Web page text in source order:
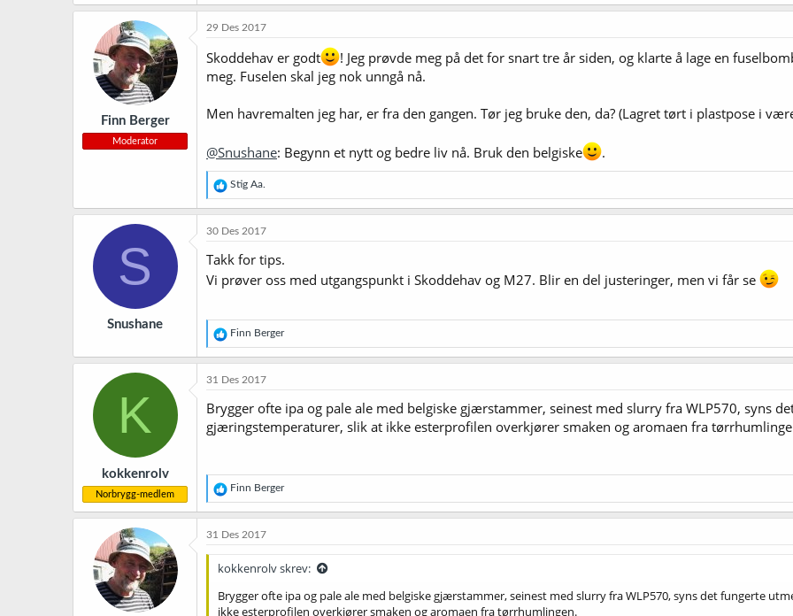
a
o
n
:
Finn Berger
Moderator
29 Des 2017
Skoddehav er godt
! Jeg prøvde meg på det for snart tre år siden, og klarte å lage en
meg. Fuselen skal jeg nok unngå nå.
Men havremalten jeg har, er fra den gangen. Tør jeg bruke den, da? (Lagret tørt i plastpose i
@Snushane: Begynn et nytt og bedre liv nå. Bruk den belgiske .
R
e
a
j
o
n
Stig Aa.
S
Snushane
30 Des 2017
Takk for tips.
Vi prøver oss med utgangspunkt i Skoddehav og M27. Blir en del justeringer, men vi får se
R
e
a
o
n
:
Finn Berger
K
kokkenrolv
Norbrygg-medlem
31 Des 2017
Brygger ofte ipa og pale ale med belgiske gjærstammer, seinest med slurry fra WLP570, syns
gjæringstemperaturer, slik at ikke esterprofilen overkjører smaken og aromaen fra
R
e
a
j
o
e
r
Finn Berger
31 Des 2017
kokkenrolv skrev:
Brygger ofte ipa og pale ale med belgiske gjærstammer, seinest med slurry fra WLP570, syns det fungerte
ikke esterprofilen overkjører smaken og aromaen fra tørrhumlingen.